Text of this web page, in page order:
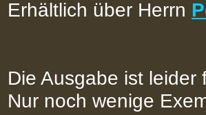
Erhältlich über Herrn
Die Ausgabe ist leider
Nur noch wenige